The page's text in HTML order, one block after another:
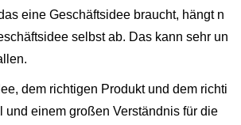
eine Geschäftsidee braucht, hängt n
selbst ab. Das kann sehr un
dem richtigen Produkt und dem richti
und einem großen Verständnis für die